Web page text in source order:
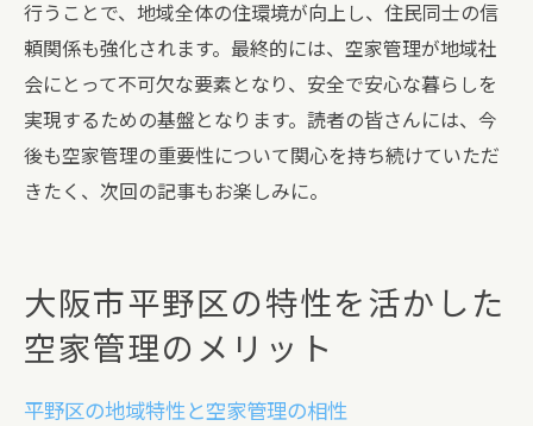
行うことで、地域全体の住環境が向上し、住民同士の信
頼関係も強化されます。最終的には、空家管理が地域社
会にとって不可欠な要素となり、安全で安心な暮らしを
実現するための基盤となります。読者の皆さんには、今
後も空家管理の重要性について関心を持ち続けていただ
きたく、次回の記事もお楽しみに。
大阪市平野区の特性を活かした
空家管理のメリット
平野区の地域特性と空家管理の相性